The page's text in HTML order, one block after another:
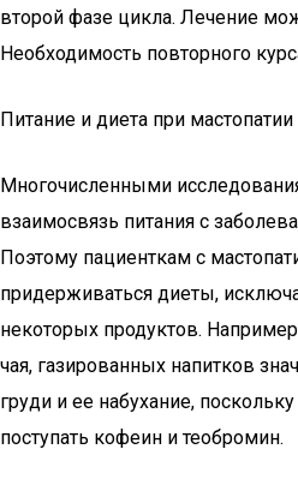
второй фазе цикла. Лечение
Необходимость повторного
Питание и диета при мастопатии
Многочисленными
взаимосвязь питания с
Поэтому пациенткам с
придерживаться диеты,
некоторых продуктов.
чая, газированных напитков
груди и ее набухание,
поступать кофеин и теобромин.